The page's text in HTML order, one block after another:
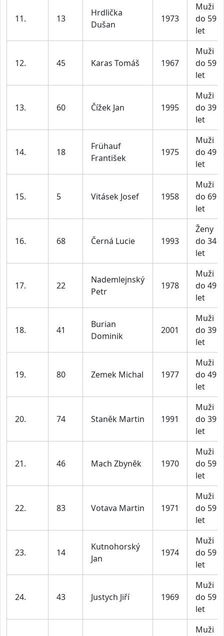
11. 13
Hrdlička
Dušan
1973
Muži
do 59
let
12. 45 Karas Tomáš 1967
Muži
do 59
let
13. 60 Čížek Jan 1995
Muži
do 39
let
14. 18
Frühauf
František
1975
Muži
do 49
let
15. 5 Vitásek Josef 1958
Muži
do 69
let
16. 68 Černá Lucie 1993
Ženy
do 34
let
17. 22
Nademlejnský
Petr
1978
Muži
do 49
let
18. 41
Burian
Dominik
2001
Muži
do 39
let
19. 80 Zemek Michal 1977
Muži
do 49
let
20. 74 Staněk Martin 1991
Muži
do 39
let
21. 46 Mach Zbyněk 1970
Muži
do 59
let
22. 83 Votava Martin 1971
Muži
do 59
let
23. 14
Kutnohorský
Jan
1974
Muži
do 59
let
24. 43 Justych Jiří 1969
Muži
do 59
let
Muži